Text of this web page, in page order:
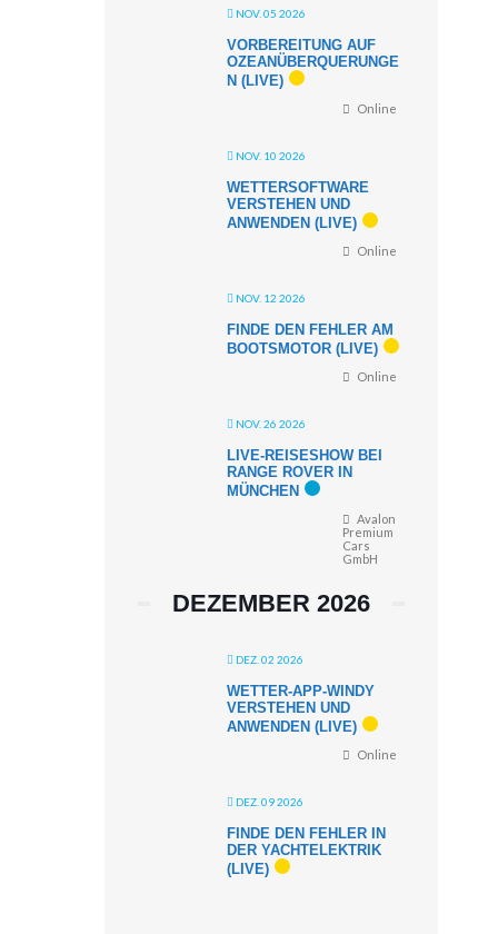
NOV. 05 2026
VORBEREITUNG AUF
OZEANÜBERQUERUNGE
N (LIVE)
Online
NOV. 10 2026
WETTERSOFTWARE
VERSTEHEN UND
ANWENDEN (LIVE)
Online
NOV. 12 2026
FINDE DEN FEHLER AM
BOOTSMOTOR (LIVE)
Online
NOV. 26 2026
LIVE-REISESHOW BEI
RANGE ROVER IN
MÜNCHEN
Avalon
Premium
Cars
GmbH
DEZEMBER 2026
DEZ. 02 2026
WETTER-APP-WINDY
VERSTEHEN UND
ANWENDEN (LIVE)
Online
DEZ. 09 2026
FINDE DEN FEHLER IN
DER YACHTELEKTRIK
(LIVE)